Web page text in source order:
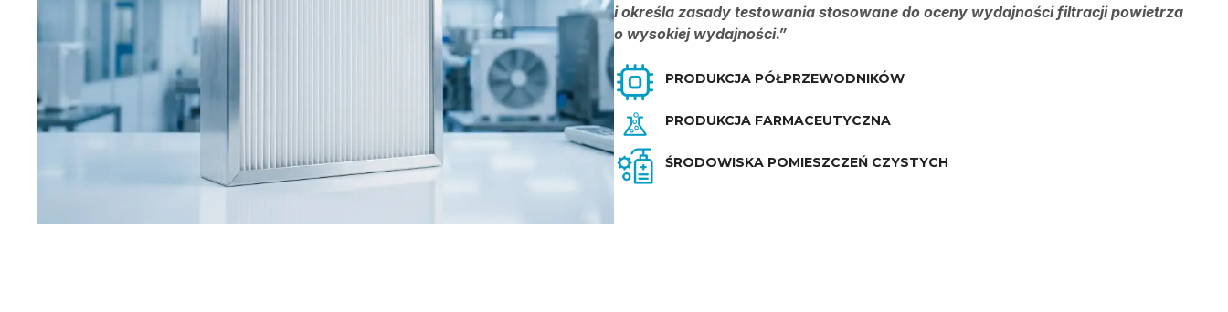
i określa zasady testowania stosowane do oceny wydajności filtracji powietrza
o wysokiej wydajności.”
PRODUKCJA PÓŁPRZEWODNIKÓW
PRODUKCJA FARMACEUTYCZNA
ŚRODOWISKA POMIESZCZEŃ CZYSTYCH